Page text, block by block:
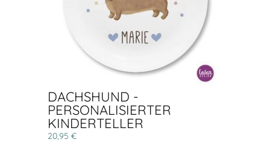
DACHSHUND -
PERSONALISIERTER
KINDERTELLER
20,95 €